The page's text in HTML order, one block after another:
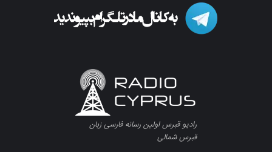
رادیو قبرس اولین رسانه فارسی زبان
قبرس شمالی